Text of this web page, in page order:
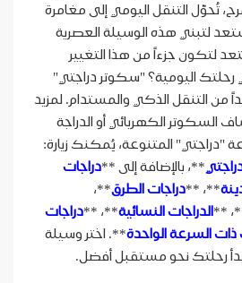
تُحوّل التنقل اليومي إلى مغامرة
لتبني هذه الوسيلة العصرية
لتكون جزءاً من هذا التغيير
رحلتك اليومية؟ "سكوتر دراجتي"
من التنقل الذكي والمستدام. لمزيد
السكوتر الكهربائي أو الدراجة
"دراجتي" المتنوعة، يُمكنك زيارة:
**، بالإضافة إلى **دراجات
**، **دراجات الطرق**،
**الدراجات النسائية**، **دراجات
ذات السرعة الواحدة**. اختر وسيلة
رحلتك نحو مستقبل أفضل.